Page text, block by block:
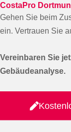
CostaPro
Gehen Sie beim
ein. Vertrauen Sie
Vereinbaren Sie
Gebäudeanalyse.